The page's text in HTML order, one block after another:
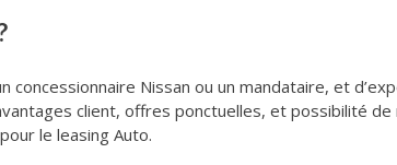
Nissan ou un mandataire, et
client, offres ponctuelles, et possibilité de
le leasing Auto.